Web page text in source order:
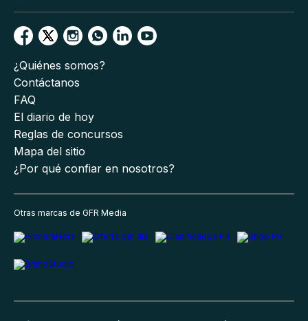
¿Quiénes somos?
Contáctanos
FAQ
El diario de hoy
Reglas de concursos
Mapa del sitio
¿Por qué confiar en nosotros?
Otras marcas de GFR Media